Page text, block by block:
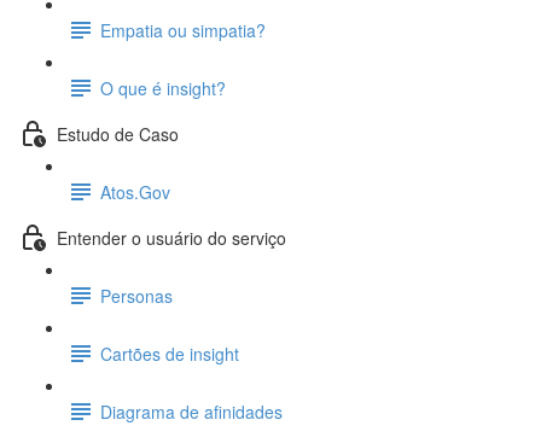
Empatia ou simpatia?
O que é insight?
Estudo de Caso
Atos.Gov
Entender o usuário do serviço
Personas
Cartões de insight
Diagrama de afinidades